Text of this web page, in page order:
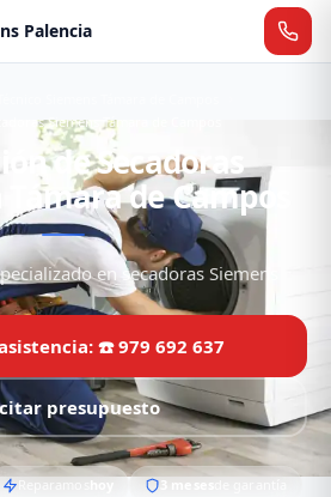
Palencia
Siemens Támara de Campos
de Secadoras
de Campos
en secadoras Siemens
☎️ 979 692 637
presupuesto
Reparamos hoy 3 mesesde garantía